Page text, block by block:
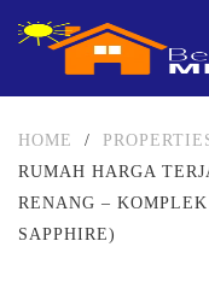
HOME /
RUMAH HARGA
RENANG –
SAPPHIRE)